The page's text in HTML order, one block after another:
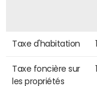
Taxe d'habitation
Taxe foncière sur
les propriétés